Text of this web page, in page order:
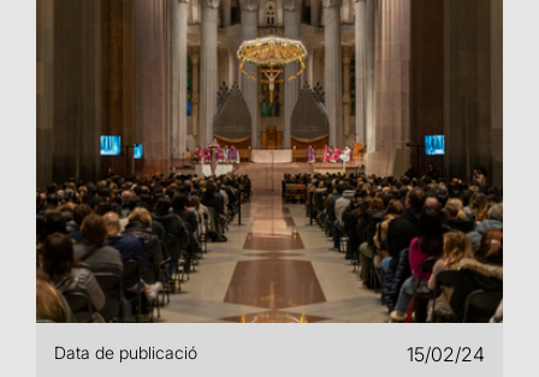
Data de publicació
15/02/24